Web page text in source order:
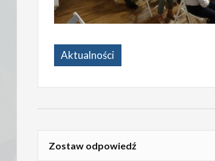
Aktualności
Zostaw odpowiedź